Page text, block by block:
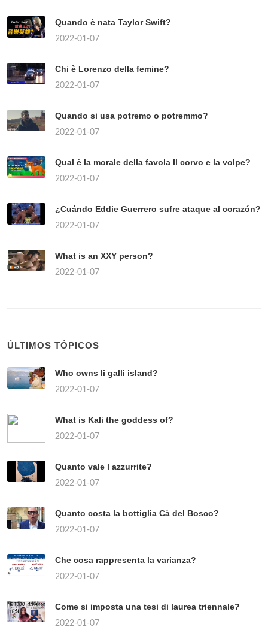
Quando è nata Taylor Swift?
2022-01-07
Chi è Lorenzo della femine?
2022-01-07
Quando si usa potremo o potremmo?
2022-01-07
Qual è la morale della favola Il corvo e la volpe?
2022-01-07
¿Cuándo Eddie Guerrero sufre ataque al corazón?
2022-01-07
What is an XXY person?
2022-01-07
ÚLTIMOS TÓPICOS
Who owns li galli island?
2022-01-07
What is Kali the goddess of?
2022-01-07
Quanto vale l azzurrite?
2022-01-07
Quanto costa la bottiglia Cà del Bosco?
2022-01-07
Che cosa rappresenta la varianza?
2022-01-07
Come si imposta una tesi di laurea triennale?
2022-01-07